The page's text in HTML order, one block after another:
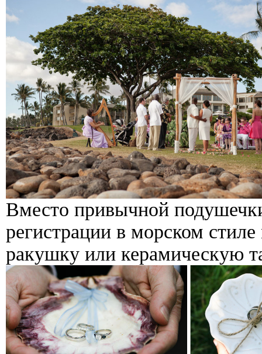
Вместо привычной
регистрации в морском
ракушку или керамическую